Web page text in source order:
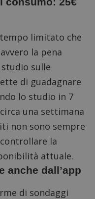
limitato che
la pena
sulle
di guadagnare
lo studio in 7
una settimana
non sono sempre
la
attuale.
anche dall’app
di sondaggi